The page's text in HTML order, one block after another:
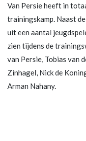
Van Persie heeft in
trainingskamp. Naast
uit een aantal
zien tijdens de
van Persie, Tobias van
Zinhagel, Nick de
Arman Nahany.